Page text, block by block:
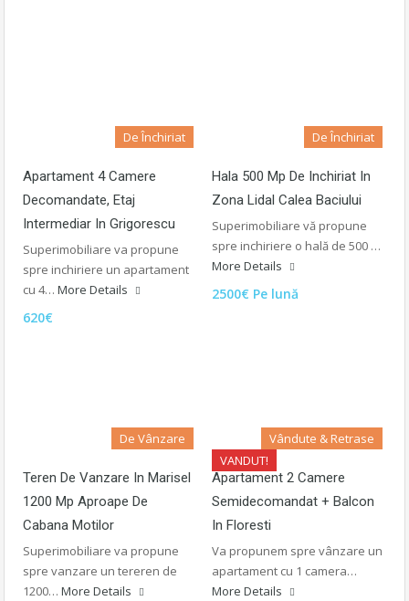
De Închiriat
Apartament 4 Camere
Decomandate, Etaj
Intermediar In Grigorescu
Superimobiliare va propune
spre inchiriere un apartament
cu 4… More Details
620€
De Închiriat
Hala 500 Mp De Inchiriat In
Zona Lidal Calea Baciului
Superimobiliare vă propune
spre inchiriere o hală de 500 …
More Details
2500€ Pe lună
De Vânzare
Teren De Vanzare In Marisel
1200 Mp Aproape De
Cabana Motilor
Superimobiliare va propune
spre vanzare un tereren de
1200… More Details
VANDUT!
Vândute & Retrase
Apartament 2 Camere
Semidecomandat + Balcon
In Floresti
Va propunem spre vânzare un
apartament cu 1 camera…
More Details